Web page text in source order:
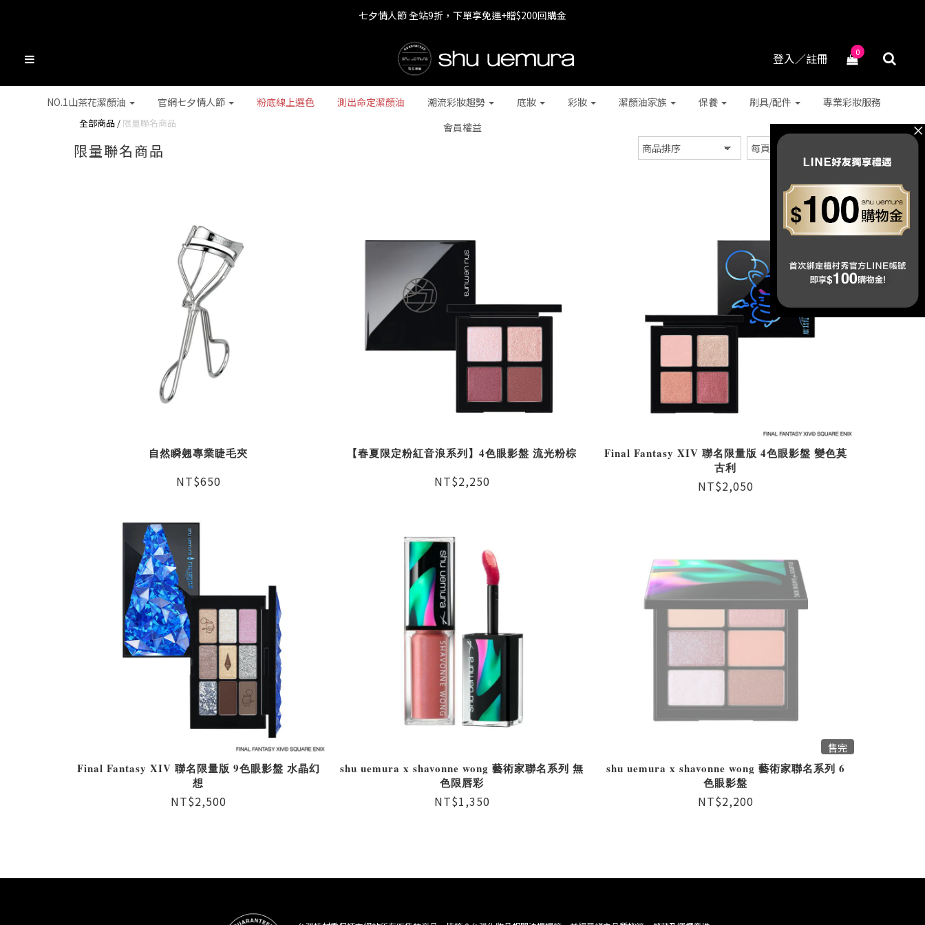
七夕情人節 全站9折，下單享免運+贈$200回購金
七夕情人節 全站9折，下單享免運+贈$200回購金
LINE最高回饋8%，滿$1,500限量贈抹茶潔顏油15ml
七夕情人節 全站9折，下單享免運+贈$200回購金
登入／註冊 0
NO.1山茶花潔顏油 官網七夕情人節 粉底線上選色 測出命定潔顏油 潮流彩妝趨勢 底妝 彩妝 潔顏油家族 保養 刷具/配件
專業彩妝服務
會員權益
全部商品 / 限量聯名商品
限量聯名商品
自然瞬翹專業睫毛夾
NT$650
【春夏限定粉紅音浪系列】4色眼影盤 流光粉棕
NT$2,250
Final Fantasy XIV 聯名限量版 4色眼影盤 變色莫
古利
NT$2,050
Final Fantasy XIV 聯名限量版 9色眼影盤 水晶幻
想
NT$2,500
shu uemura x shavonne wong 藝術家聯名系列 無
色限唇彩
NT$1,350
售完
shu uemura x shavonne wong 藝術家聯名系列 6
色眼影盤
NT$2,200